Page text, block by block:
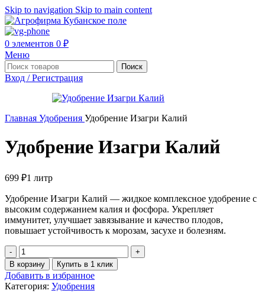
Skip to navigation Skip to main content
0 элементов 0 ₽
Меню
Поиск
Вход / Регистрация
Главная Удобрения Удобрение Изагри Калий
Удобрение Изагри Калий
699 ₽1 литр
Удобрение Изагри Калий — жидкое комплексное удобрение с
высоким содержанием калия и фосфора. Укрепляет
иммунитет, улучшает завязывание и качество плодов,
повышает устойчивость к морозам, засухе и болезням.
В корзину Купить в 1 клик
Добавить в избранное
Категория: Удобрения